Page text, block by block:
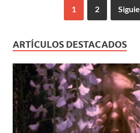
1 2
ARTÍCULOS DESTACADOS